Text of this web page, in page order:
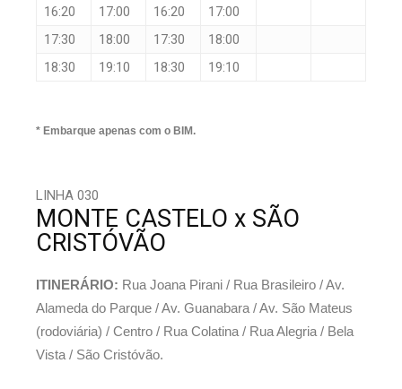
16:20
17:00 16:20
17:00
17:30
18:00 17:30
18:00
18:30
19:10 18:30 19:10
* Embarque apenas com o BIM.
LINHA 030
MONTE CASTELO x SÃO
CRISTÓVÃO
ITINERÁRIO: Rua Joana Pirani / Rua Brasileiro / Av.
Alameda do Parque / Av. Guanabara / Av. São Mateus
(rodoviária) / Centro / Rua Colatina / Rua Alegria / Bela
Vista / São Cristóvão.